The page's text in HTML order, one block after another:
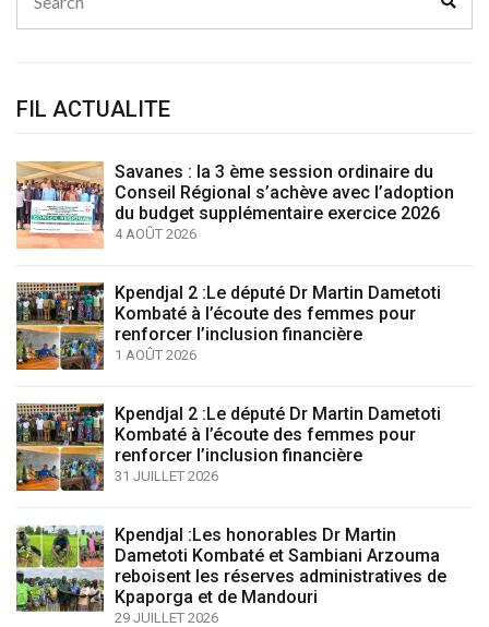
for:
FIL ACTUALITE
Savanes : la 3 ème session ordinaire du
Conseil Régional s’achève avec l’adoption
du budget supplémentaire exercice 2026
4 AOÛT 2026
Kpendjal 2 :Le député Dr Martin Dametoti
Kombaté à l’écoute des femmes pour
renforcer l’inclusion financière
1 AOÛT 2026
Kpendjal 2 :Le député Dr Martin Dametoti
Kombaté à l’écoute des femmes pour
renforcer l’inclusion financière
31 JUILLET 2026
Kpendjal :Les honorables Dr Martin
Dametoti Kombaté et Sambiani Arzouma
reboisent les réserves administratives de
Kpaporga et de Mandouri
29 JUILLET 2026